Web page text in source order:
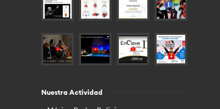
Nuestra Actividad